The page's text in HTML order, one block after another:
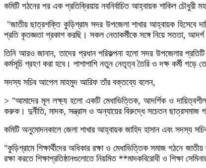
কমিটি গঠনের পর এক প্রতিক্রিয়ায় নবনির্বাচিত আহ্বায়ক শাকিল
"জাতীয় ছাত্রশক্তি কুড়িগ্রাম সদর উপজেলা শাখার আহ্বায়ক
প্রতি কৃতজ্ঞতা প্রকাশ করছি। সকল নেতাকর্মীকে সঙ্গে নিয়ে সততা,
তিনি আরও জানান, তাদের প্রধান পরিকল্পনা হলো সদর উপজেলার প্রতিটি
কর্মসূচি গ্রহণ করা হবে। পাশাপাশি নতুন নেতৃত্ব তৈরি ও দক্ষ কর্মী গড়ে
সদস্য সচিব আপেল মাহমুদ আরিফ তাঁর বক্তব্যে বলেন,
> "আমাদের মূল লক্ষ্য হলো একটি মেধাভিত্তিক, আদর্শিক ও দায়িত্বশীল
করুক। দুর্নীতি, মাদক, সন্ত্রাস ও অন্যায়ের বিরুদ্ধে সচেতন
কমিটি অনুমোদনকালে জেলা শাখার আহ্বায়ক জাহিদ হাসান এবং সদস্য
"কুড়িগ্রামে শিক্ষার্থীদের অধিকার রক্ষা ও মেধাভিত্তিক সমাজ গঠনে
রক্ষা করতে শিক্ষাপ্রতিষ্ঠানগুলোতে নিয়মিত **মাদকবিরোধী ও শিক্ষা